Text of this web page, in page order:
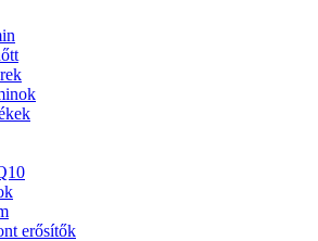
erősítők